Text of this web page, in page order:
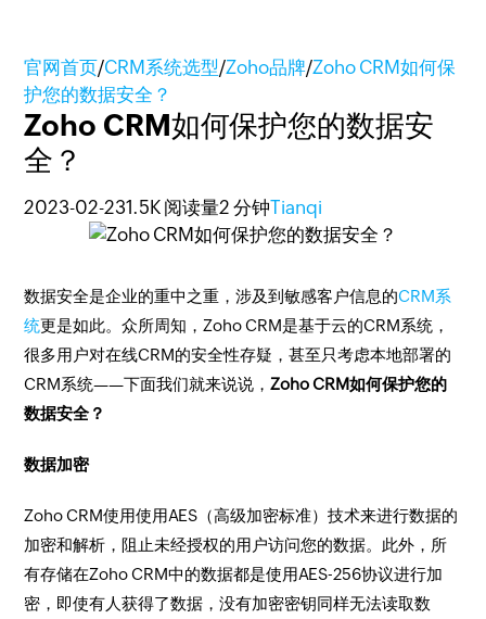
官网首页/CRM系统选型/Zoho品牌/Zoho CRM如何保
护您的数据安全？
Zoho CRM如何保护您的数据安
全？
2023-02-231.5K 阅读量2 分钟Tianqi
数据安全是企业的重中之重，涉及到敏感客户信息的CRM系
统更是如此。众所周知，Zoho CRM是基于云的CRM系统，
很多用户对在线CRM的安全性存疑，甚至只考虑本地部署的
CRM系统——下面我们就来说说，Zoho CRM如何保护您的
数据安全？
数据加密
Zoho CRM使用使用AES（高级加密标准）技术来进行数据的
加密和解析，阻止未经授权的用户访问您的数据。此外，所
有存储在Zoho CRM中的数据都是使用AES-256协议进行加
密，即使有人获得了数据，没有加密密钥同样无法读取数